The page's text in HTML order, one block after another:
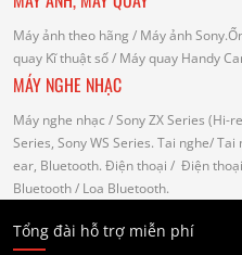
Máy ảnh theo hãng / Máy ảnh
quay Kĩ thuật số/ Máy quay Handy
MÁY NGHE NHẠC
Máy nghe nhạc / Sony ZX Series (Hi-
Series, Sony WS Series. Tai nghe/ Tai
ear, Bluetooth. Điện thoại / Điện thoại
Bluetooth/ Loa Bluetooth.
Tổng đài hỗ trợ miễn phí